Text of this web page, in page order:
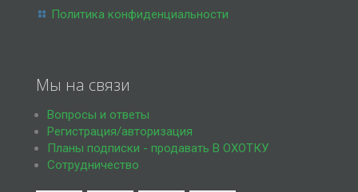
Политика конфиденциальности
Мы на связи
Вопросы и ответы
Регистрация/авторизация
Планы подписки - продавать В ОХОТКУ
Сотрудничество